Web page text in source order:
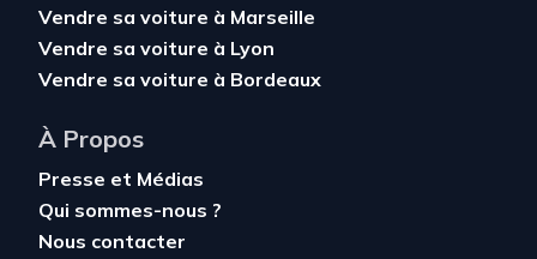
Vendre sa voiture à Marseille
Vendre sa voiture à Lyon
Vendre sa voiture à Bordeaux
À Propos
Presse et Médias
Qui sommes-nous ?
Nous contacter